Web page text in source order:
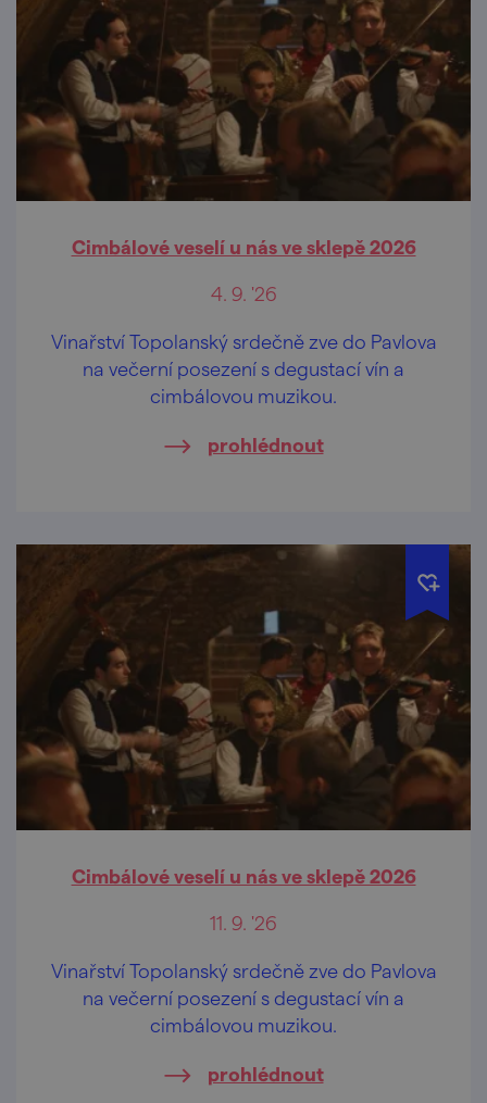
Cimbálové veselí u nás ve sklepě 2026
4. 9. '26
Vinařství Topolanský srdečně zve do Pavlova
na večerní posezení s degustací vín a
cimbálovou muzikou.
prohlédnout
Cimbálové veselí u nás ve sklepě 2026
11. 9. '26
Vinařství Topolanský srdečně zve do Pavlova
na večerní posezení s degustací vín a
cimbálovou muzikou.
prohlédnout